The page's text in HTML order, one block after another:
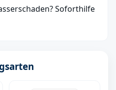
Soforthilfe